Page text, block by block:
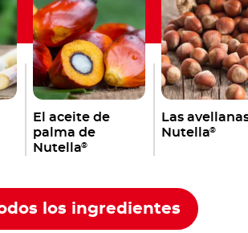
El aceite de
palma de
Nutella®
Las
Nutella®
los ingredientes